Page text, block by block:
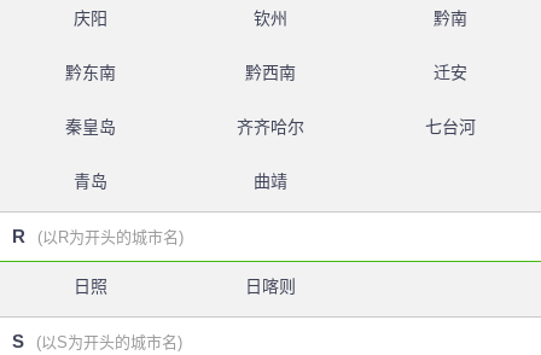
庆阳 钦州 黔南
黔东南 黔西南 迁安
秦皇岛 齐齐哈尔 七台河
青岛 曲靖
R (以R为开头的城市名)
日照 日喀则
S (以S为开头的城市名)